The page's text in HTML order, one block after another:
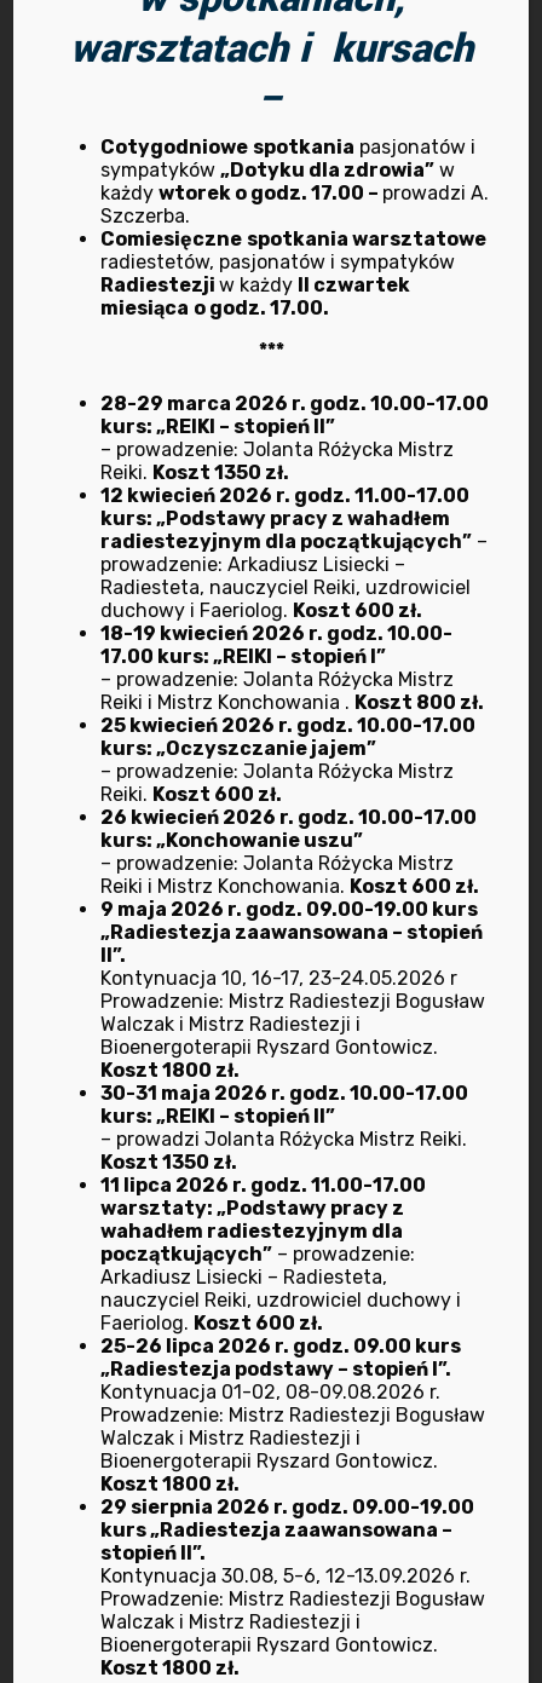
życiu”, który poprowadzi Mistrz Radiestezji
i Bioenergoterapii Ryszard Gontowicz.
siedziby Stowarzyszenia Radiestetów…
Zobacz więcej
Wyszukaj
Ostatnio dodane
Apel do Członków i
Sympatyków
1 marca 2021
Praktyczna
bioenergoterapia
11 maja 2020
Program działalności na
Kwiecień –
8 kwietnia 2026
Program marzec – sierpień 2025
7 marca 2025
Dołącz do nas.
1 października 2024
Kategorie
Bioenergoterapia
Dietetyka
Dotyk dla zdrowia
Kursy i szkolenia
warsztatach i kursach
–
Cotygodniowe spotkania pasjonatów i
sympatyków„Dotyku dla zdrowia” w
każdywtorek o godz. 17.00 – prowadzi A.
Szczerba.
Comiesięczne spotkania warsztatowe
radiestetów, pasjonatów i sympatyków
Radiestezjiw każdy II czwartek
miesiąca o godz. 17.00.
***
28-29 marca 2026 r. godz. 10.00-17.00
kurs: „REIKI – stopień II”
– prowadzenie: Jolanta Różycka Mistrz
Reiki. Koszt 1350 zł.
12 kwiecień 2026 r. godz. 11.00-17.00
kurs: „Podstawy pracy z wahadłem
radiestezyjnym dla początkujących” –
prowadzenie: Arkadiusz Lisiecki –
Radiesteta, nauczyciel Reiki, uzdrowiciel
duchowy i Faeriolog. Koszt 600 zł.
18-19 kwiecień 2026 r. godz. 10.00-
17.00 kurs: „REIKI – stopień I”
– prowadzenie: Jolanta Różycka Mistrz
Reiki i Mistrz Konchowania . Koszt 800 zł.
25 kwiecień 2026 r. godz. 10.00-17.00
kurs: „Oczyszczanie jajem”
– prowadzenie: Jolanta Różycka Mistrz
Reiki. Koszt 600 zł.
26 kwiecień 2026 r. godz. 10.00-17.00
kurs: „Konchowanie uszu”
– prowadzenie: Jolanta Różycka Mistrz
Reiki i Mistrz Konchowania. Koszt 600 zł.
9 maja 2026 r. godz. 09.00-19.00 kurs
„Radiestezja zaawansowana – stopień
II”.
Kontynuacja 10, 16-17, 23-24.05.2026 r
Prowadzenie: Mistrz Radiestezji Bogusław
Walczak i Mistrz Radiestezji i
Bioenergoterapii Ryszard Gontowicz.
Koszt 1800 zł.
30-31 maja 2026 r. godz. 10.00-17.00
kurs: „REIKI – stopień II”
– prowadzi Jolanta Różycka Mistrz Reiki.
Koszt 1350 zł.
11 lipca 2026 r. godz. 11.00-17.00
warsztaty: „Podstawy pracy z
wahadłem radiestezyjnym dla
początkujących” – prowadzenie:
Arkadiusz Lisiecki – Radiesteta,
nauczyciel Reiki, uzdrowiciel duchowy i
Faeriolog. Koszt 600 zł.
25-26 lipca 2026 r. godz. 09.00 kurs
„Radiestezja podstawy – stopień I”.
Kontynuacja 01-02, 08-09.08.2026 r.
Prowadzenie: Mistrz Radiestezji Bogusław
Walczak i Mistrz Radiestezji i
Bioenergoterapii Ryszard Gontowicz.
Koszt 1800 zł.
29 sierpnia 2026 r. godz. 09.00-19.00
kurs „Radiestezja zaawansowana –
stopień II”.
Kontynuacja 30.08, 5-6, 12-13.09.2026 r.
Prowadzenie: Mistrz Radiestezji Bogusław
Walczak i Mistrz Radiestezji i
Bioenergoterapii Ryszard Gontowicz.
Koszt 1800 zł.